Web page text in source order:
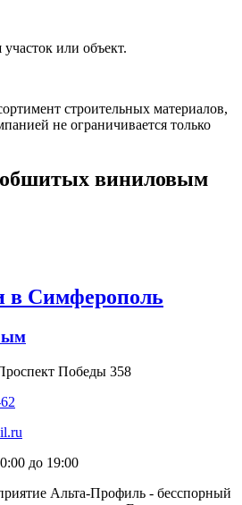
или объект.
строительных материалов,
не ограничивается только
виниловым
в Симферополь
Победы 358
до 19:00
Альта-Профиль - бесспорный